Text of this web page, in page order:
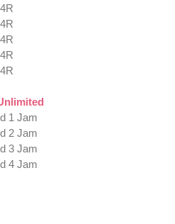
1 Jam
2 Jam
3 Jam
4 Jam